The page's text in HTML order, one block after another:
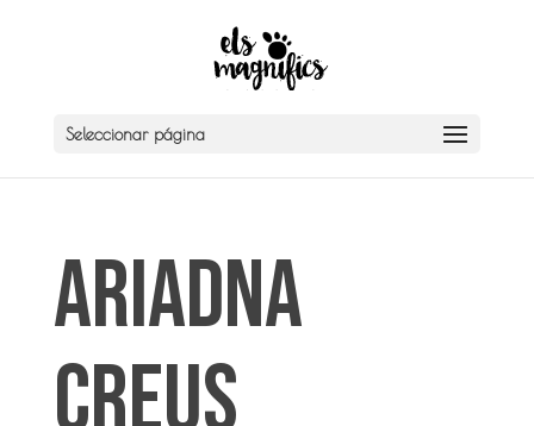
Seleccionar página
Ariadna
Creus